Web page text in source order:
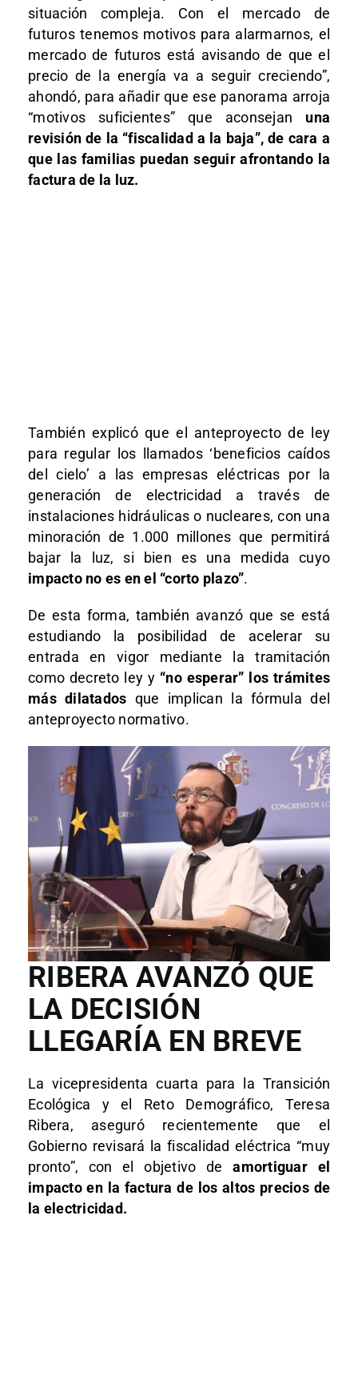
situación compleja. Con el mercado de
futuros tenemos motivos para alarmarnos, el
mercado de futuros está avisando de que el
precio de la energía va a seguir creciendo”,
ahondó, para añadir que ese panorama arroja
“motivos suficientes” que aconsejan una
revisión de la “fiscalidad a la baja”, de cara a
que las familias puedan seguir afrontando la
factura de la luz.
También explicó que el anteproyecto de ley
para regular los llamados ‘beneficios caídos
del cielo’ a las empresas eléctricas por la
generación de electricidad a través de
instalaciones hidráulicas o nucleares, con una
minoración de 1.000 millones que permitirá
bajar la luz, si bien es una medida cuyo
impacto no es en el “corto plazo”.
De esta forma, también avanzó que se está
estudiando la posibilidad de acelerar su
entrada en vigor mediante la tramitación
como decreto ley y “no esperar” los trámites
más dilatados que implican la fórmula del
anteproyecto normativo.
RIBERA AVANZÓ QUE
LA DECISIÓN
LLEGARÍA EN BREVE
La vicepresidenta cuarta para la Transición
Ecológica y el Reto Demográfico, Teresa
Ribera, aseguró recientemente que el
Gobierno revisará la fiscalidad eléctrica “muy
pronto”, con el objetivo deamortiguar el
impacto en la factura de los altos precios de
la electricidad.